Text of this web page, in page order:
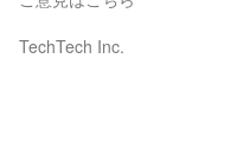
TechTech Inc.